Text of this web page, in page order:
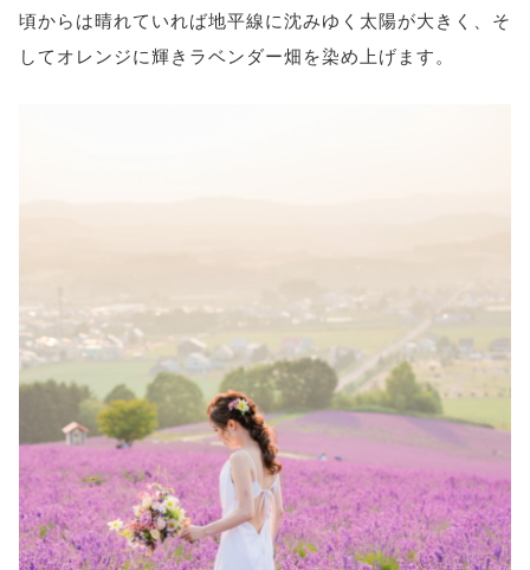
頃からは晴れていれば地平線に沈みゆく太陽が大きく、そ
してオレンジに輝きラベンダー畑を染め上げます。